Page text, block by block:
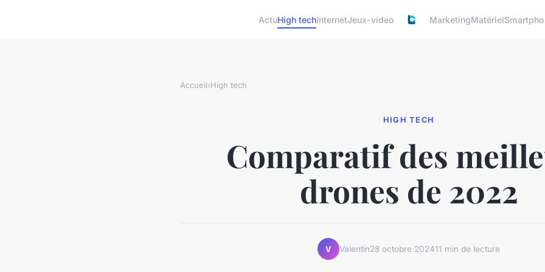
ActuHigh techInternetJeux-video MarketingMatériel
Accueil›High tech
HIGH TECH
Comparatif des
drones de 2022
V Valentin28 octobre 202411 min de lecture